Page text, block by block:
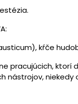
kŕče
pracujúcich,
nástrojov,